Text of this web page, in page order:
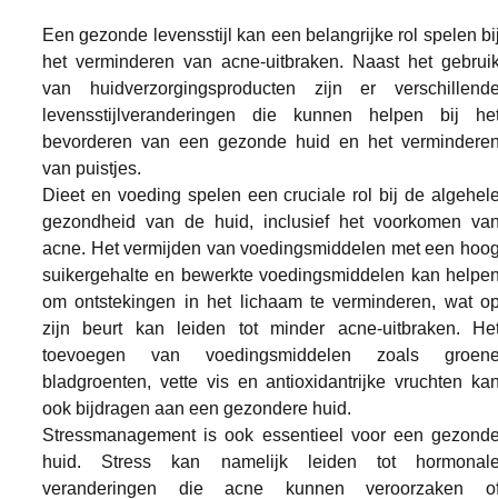
Een gezonde levensstijl kan een belangrijke rol spelen
het verminderen van acne-uitbraken. Naast het
van huidverzorgingsproducten zijn er
levensstijlveranderingen die kunnen helpen bij
bevorderen van een gezonde huid en het
van puistjes.
Dieet en voeding spelen een cruciale rol bij de
gezondheid van de huid, inclusief het voorkomen
acne. Het vermijden van voedingsmiddelen met een
suikergehalte en bewerkte voedingsmiddelen kan
om ontstekingen in het lichaam te verminderen, wat
zijn beurt kan leiden tot minder acne-uitbraken.
toevoegen van voedingsmiddelen zoals
bladgroenten, vette vis en antioxidantrijke vruchten
ook bijdragen aan een gezondere huid.
Stressmanagement is ook essentieel voor een
huid. Stress kan namelijk leiden tot
veranderingen die acne kunnen veroorzaken